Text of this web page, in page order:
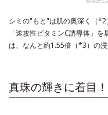
シミの"もと"は肌の奥深く（
「速攻性ビタミンC誘導体」を
は、なんと約1.55倍（*3）の
真珠の輝きに着目！